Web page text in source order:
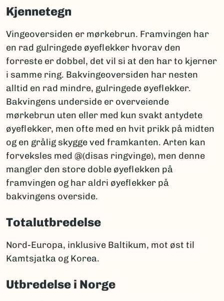
Kjennetegn
Vingeoversiden er mørkebrun. Framvingen har
en rad gulringede øyeflekker hvorav den
forreste er dobbel, det vil si at den har to kjerner
i samme ring. Bakvingeoversiden har nesten
alltid en rad mindre, gulringede øyeflekker.
Bakvingens underside er overveiende
mørkebrun uten eller med kun svakt antydete
øyeflekker, men ofte med en hvit prikk på midten
og en grålig skygge ved framkanten. Arten kan
forveksles med @(disas ringvinge), men denne
mangler den store doble øyeflekken på
framvingen og har aldri øyeflekker på
bakvingens overside.
Totalutbredelse
Nord-Europa, inklusive Baltikum, mot øst til
Kamtsjatka og Korea.
Utbredelse i Norge